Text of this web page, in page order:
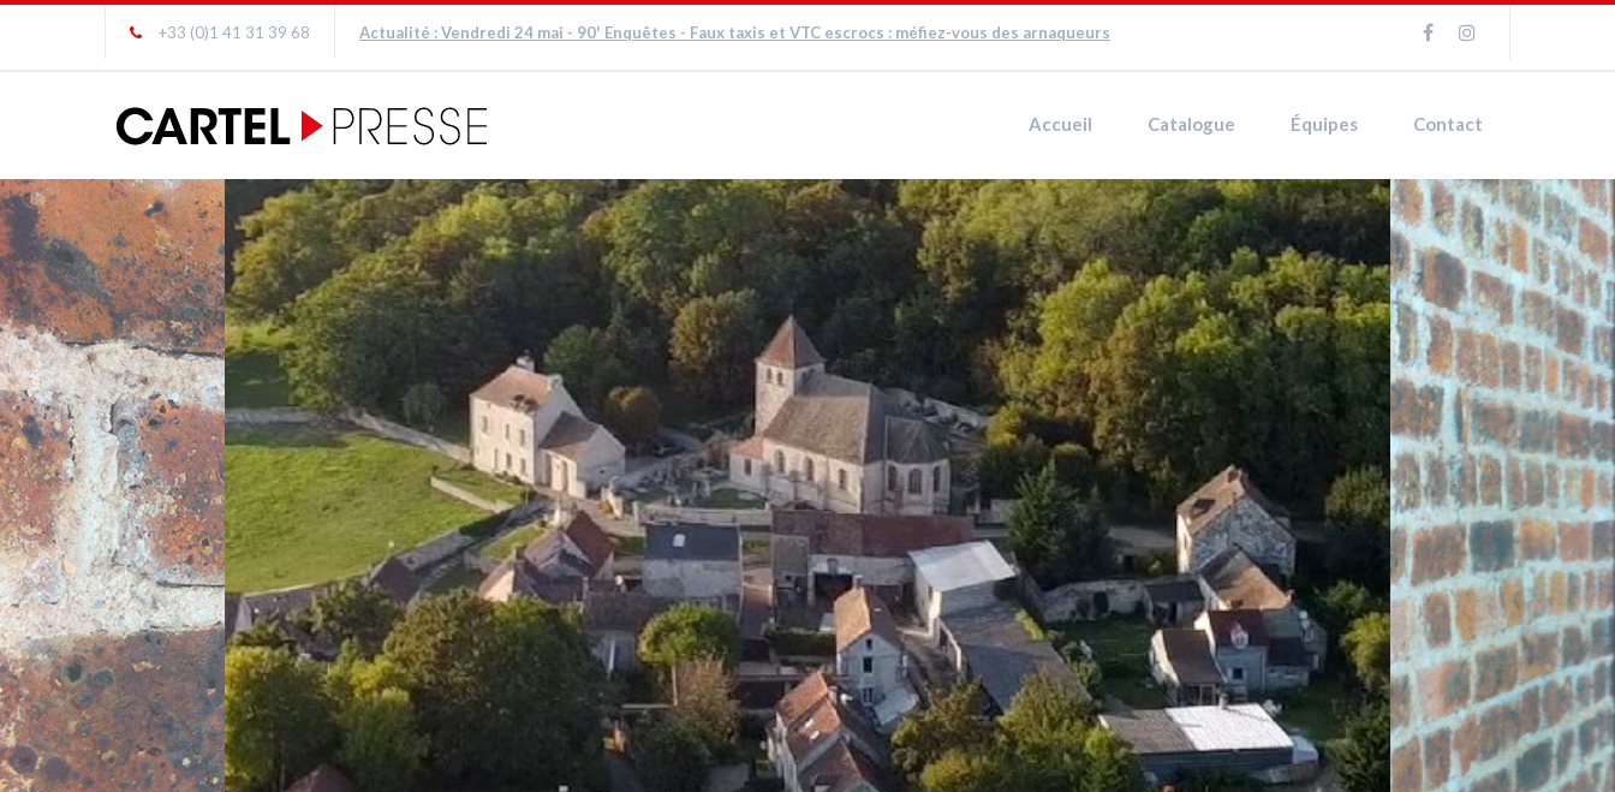
+33 (0)1 41 31 39 68 Actualité : Vendredi 24 mai - 90' Enquêtes - Faux taxis et VTC escrocs : méfiez-vous des arnaqueurs
Accueil Catalogue Équipes Contact